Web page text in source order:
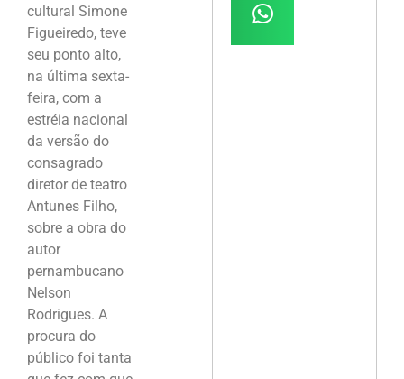
cultural Simone
Figueiredo, teve
seu ponto alto,
na última sexta-
feira, com a
estréia nacional
da versão do
consagrado
diretor de teatro
Antunes Filho,
sobre a obra do
autor
pernambucano
Nelson
Rodrigues. A
procura do
público foi tanta